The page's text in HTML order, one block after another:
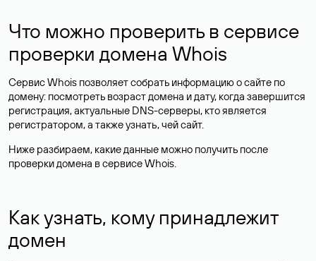
Что можно проверить в сервисе
проверки домена Whois
Сервис Whois позволяет собрать информацию о сайте по
домену: посмотреть возраст домена и дату, когда завершится
регистрация, актуальные DNS-серверы, кто является
регистратором, а также узнать, чей сайт.
Ниже разбираем, какие данные можно получить после
проверки домена в сервисе Whois.
Как узнать, кому принадлежит
домен